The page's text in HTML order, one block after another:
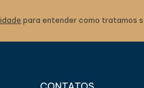
para entender como tratamos